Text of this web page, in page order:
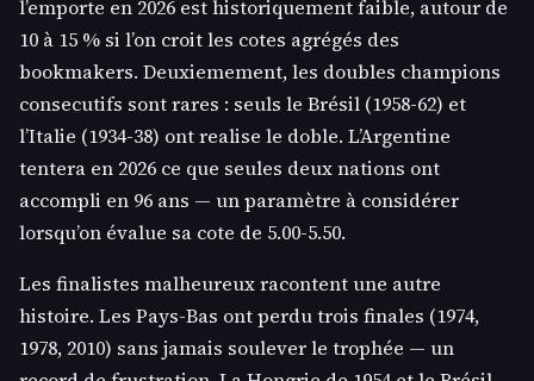
l’emporte en 2026 est historiquement faible, autour de
10 à 15 % si l’on croit les cotes agrégés des
bookmakers. Deuxiemement, les doubles champions
consecutifs sont rares : seuls le Brésil (1958-62) et
l’Italie (1934-38) ont realise le doble. L’Argentine
tentera en 2026 ce que seules deux nations ont
accompli en 96 ans — un paramètre à considérer
lorsqu’on évalue sa cote de 5.00-5.50.
Les finalistes malheureux racontent une autre
histoire. Les Pays-Bas ont perdu trois finales (1974,
1978, 2010) sans jamais soulever le trophée — un